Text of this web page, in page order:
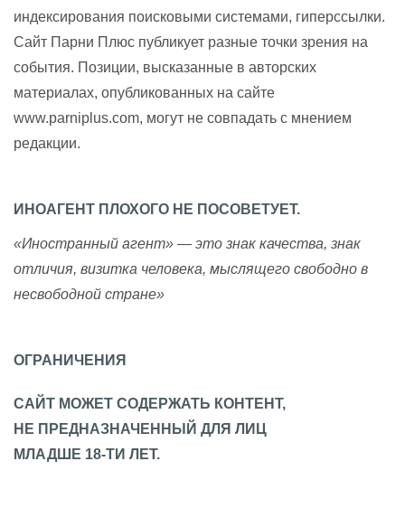
индексирования поисковыми системами, гиперссылки.
Сайт Парни Плюс публикует разные точки зрения на
события. Позиции, высказанные в авторских
материалах, опубликованных на сайте
www.parniplus.com, могут не совпадать с мнением
редакции.
ИНОАГЕНТ ПЛОХОГО НЕ ПОСОВЕТУЕТ.
«Иностранный агент» — это знак качества, знак
отличия, визитка человека, мыслящего свободно в
несвободной стране»
ОГРАНИЧЕНИЯ
САЙТ МОЖЕТ СОДЕРЖАТЬ КОНТЕНТ,
НЕ ПРЕДНАЗНАЧЕННЫЙ ДЛЯ ЛИЦ
МЛАДШЕ 18-ТИ ЛЕТ.